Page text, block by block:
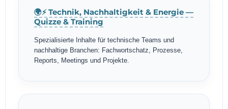
🌍⚡ Technik, Nachhaltigkeit & Energie —
Quizze & Training
Spezialisierte Inhalte für technische Teams und
nachhaltige Branchen: Fachwortschatz, Prozesse,
Reports, Meetings und Projekte.